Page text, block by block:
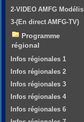
2-VIDEO AMFG Modélis
3-(En direct AMFG-TV)
Programme
régional
Infos régionales 1
Infos régionales 2
Infos régionales 3
Infos régionales 4
Infos régionales 6